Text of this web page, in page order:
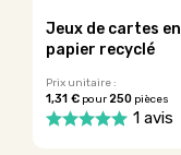
Jeux de cartes en
papier recyclé
Prix unitaire :
1,31 € pour250 pièces
1 avis